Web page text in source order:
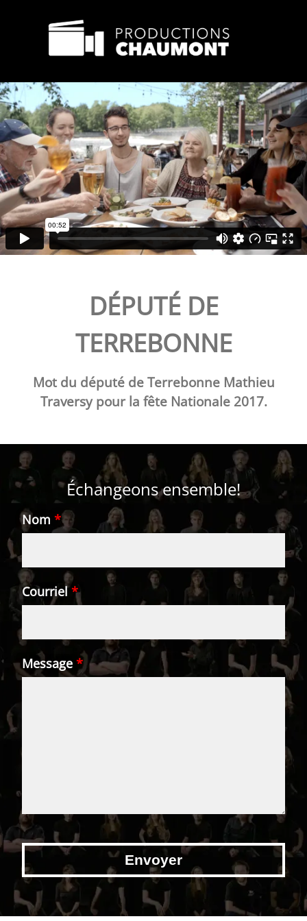
DÉPUTÉ DE
TERREBONNE
Mot du député de Terrebonne Mathieu
Traversy pour la fête Nationale 2017.
Échangeons ensemble!
Nom *
Courriel*
Message *